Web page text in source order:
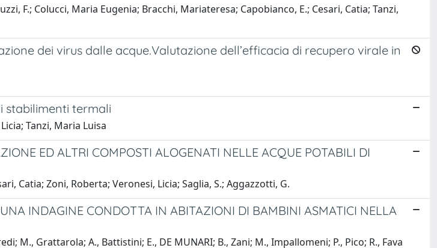
F.; Colucci, Maria Eugenia; Bracchi, Mariateresa; Capobianco, E.; Cesari, Catia; Tanzi,
dei virus dalle acque.Valutazione dell’efficacia di recupero virale in
stabilimenti termali
Tanzi, Maria Luisa
ED ALTRI COMPOSTI ALOGENATI NELLE ACQUE POTABILI DI
Catia; Zoni, Roberta; Veronesi, Licia; Saglia, S.; Aggazzotti, G.
INDAGINE CONDOTTA IN ABITAZIONI DI BAMBINI ASMATICI NELLA
M., Grattarola; A., Battistini; E., DE MUNARI; B., Zani; M., Impallomeni; P., Pico; R., Fava